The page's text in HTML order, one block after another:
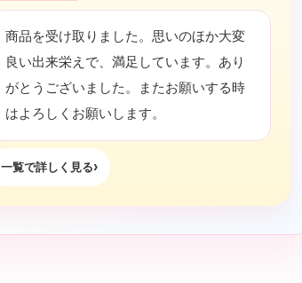
商品を受け取りました。思いのほか大変
良い出来栄えで、満足しています。あり
がとうございました。またお願いする時
はよろしくお願いします。
一覧で詳しく見る